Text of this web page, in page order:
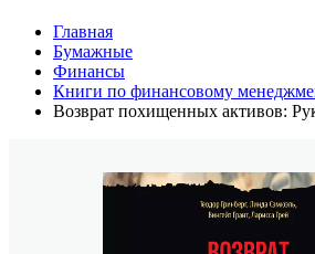
Главная
Бумажные
Финансы
Книги по финансовому
Возврат похищенных активов: